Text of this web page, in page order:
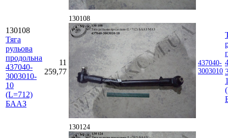
130108
Тяга
рульова
продольна
437040-
3003010-
10
(L=712)
БААЗ
11
259,77
130108
437040-
3003010
130124